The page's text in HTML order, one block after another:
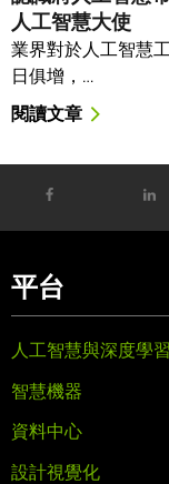
人工智慧大使
業界對於人工智慧
日俱增，…
閱讀文章
平台
人工智慧與深度學習
智慧機器
資料中心
設計視覺化